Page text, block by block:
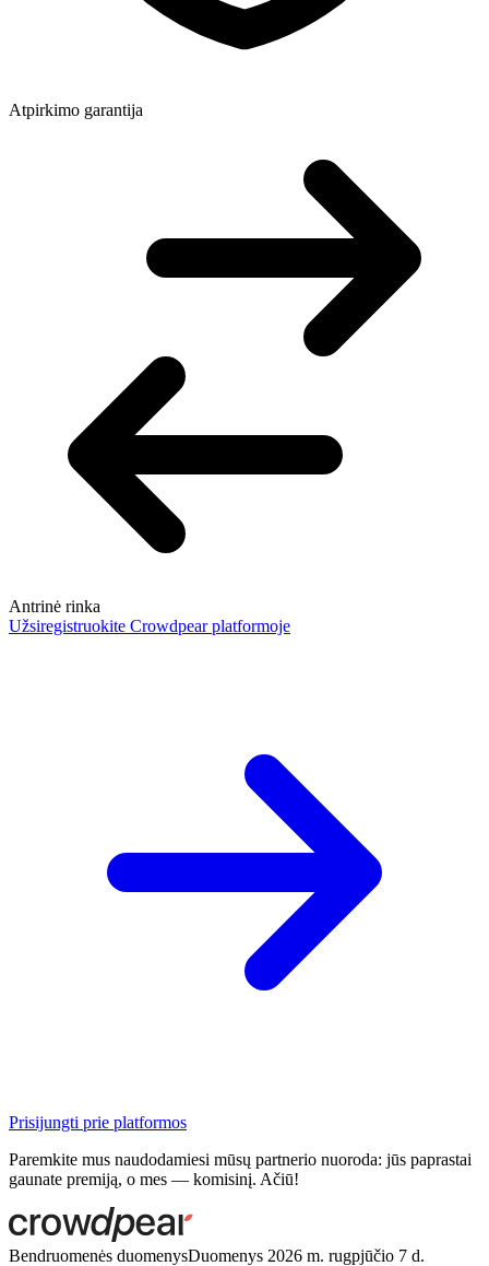
Atpirkimo garantija
Antrinė rinka
Užsiregistruokite Crowdpear platformoje
Prisijungti prie platformos
Paremkite mus naudodamiesi mūsų partnerio nuoroda: jūs paprastai
gaunate premiją, o mes — komisinį. Ačiū!
Bendruomenės duomenysDuomenys 2026 m. rugpjūčio 7 d.